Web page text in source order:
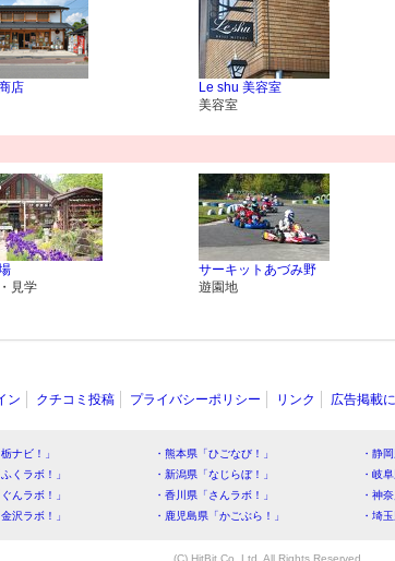
店
Le shu 美容室
美容室
見学
サーキットあづみ野
遊園地
ン クチコミ投稿 プライバシーポリシー リンク 広告掲載
ナビ！」 ・熊本県「ひごなび！」 ・静
くラボ！」
・新潟県「なじらぼ！」 ・岐
んラボ！」
・香川県「さんラボ！」 ・神
沢ラボ！」
・鹿児島県「かごぶら！」 ・埼
(C) HitBit Co.,Ltd. All Rights Reserved.